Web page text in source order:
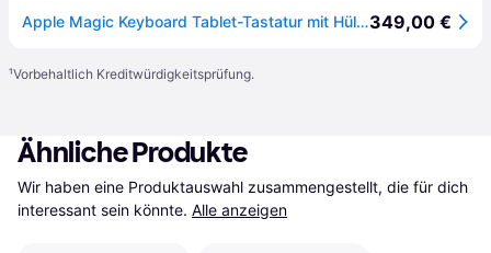
Apple Magic Keyboard Tablet-Tastatur mit Hülle Passend für Marke (Tablet): Apple iPad Pro 11 (2024)349,00 €
¹Vorbehaltlich Kreditwürdigkeitsprüfung.
Ähnliche Produkte
Wir haben eine Produktauswahl zusammengestellt, die für dich
interessant sein könnte. Alle anzeigen